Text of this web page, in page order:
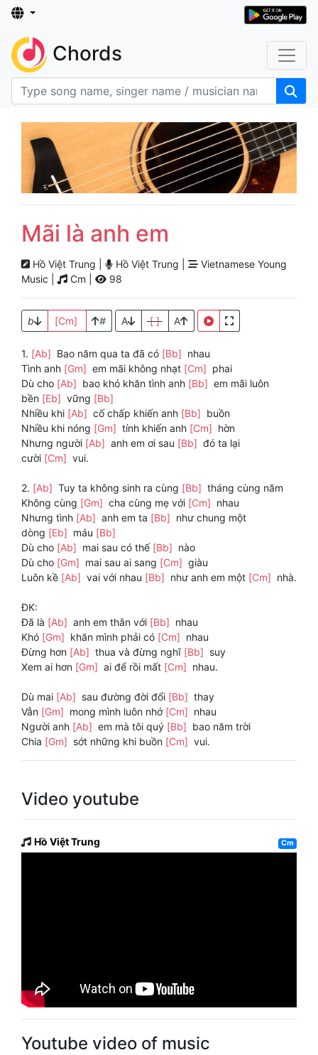
Chords
Mãi là anh em
Hồ Việt Trung | Hồ Việt Trung |
Vietnamese Young
Music |
Cm | 98
b [Cm] # A [ ] A
1. [Ab] Bao năm qua ta đã có [Bb] nhau
Tình anh [Gm] em mãi không nhạt [Cm] phai
Dù cho [Ab] bao khó khăn tình anh [Bb] em mãi luôn
bền [Eb] vững [Bb]
Nhiều khi [Ab] cố chấp khiến anh [Bb] buồn
Nhiều khi nóng [Gm] tính khiến anh [Cm] hờn
Nhưng người [Ab] anh em ơi sau [Bb] đó ta lại
cười [Cm] vui.
2. [Ab] Tuy ta không sinh ra cùng [Bb] tháng cùng năm
Không cùng [Gm] cha cùng mẹ với [Cm] nhau
Nhưng tình [Ab] anh em ta [Bb] như chung một
dòng [Eb] máu [Bb]
Dù cho [Ab] mai sau có thế [Bb] nào
Dù cho [Gm] mai sau ai sang [Cm] giàu
Luôn kề [Ab] vai với nhau [Bb] như anh em một [Cm] nhà.
ĐK:
Đã là [Ab] anh em thân với [Bb] nhau
Khó [Gm] khăn mình phải có [Cm] nhau
Đừng hơn [Ab] thua và đừng nghĩ [Bb] suy
Xem ai hơn [Gm] ai để rồi mất [Cm] nhau.
Dù mai [Ab] sau đường đời đổi [Bb] thay
Vẫn [Gm] mong mình luôn nhớ [Cm] nhau
Người anh [Ab] em mà tôi quý [Bb] bao năm trời
Chia [Gm] sớt những khi buồn [Cm] vui.
Video youtube
Hồ Việt Trung Cm
Youtube video of music